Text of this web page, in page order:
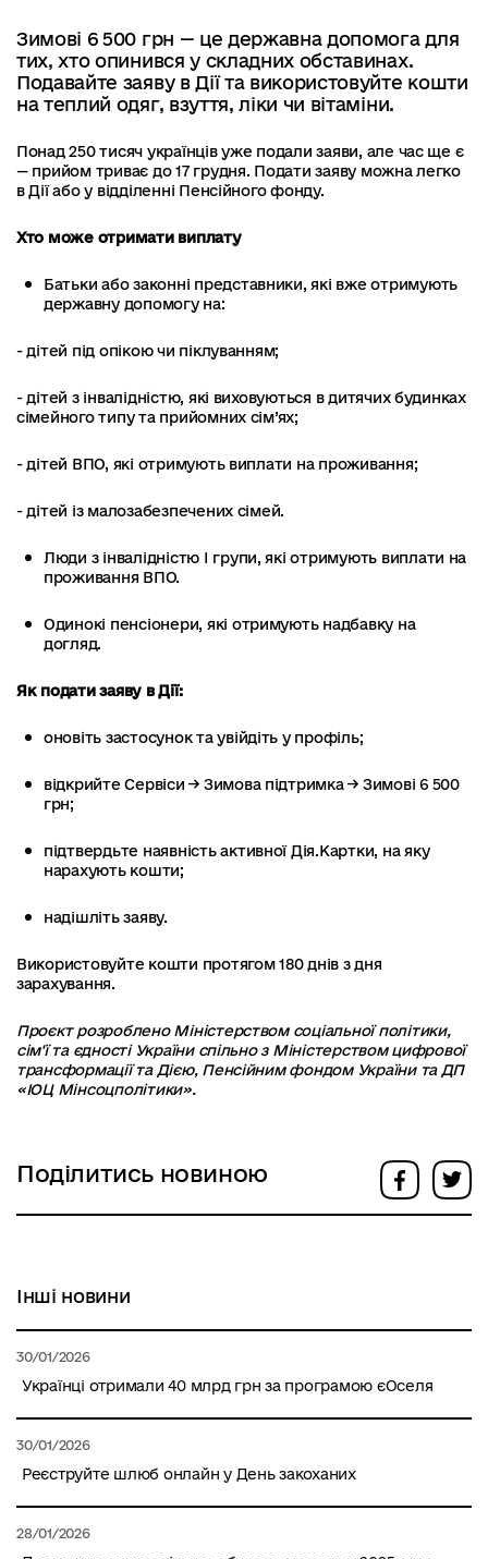
Зимові 6 500 грн — це державна допомога для
тих, хто опинився у складних обставинах.
Подавайте заяву в Дії та використовуйте кошти
на теплий одяг, взуття, ліки чи вітаміни.
Понад 250 тисяч українців уже подали заяви, але час ще є
— прийом триває до 17 грудня. Подати заяву можна легко
в Дії або у відділенні Пенсійного фонду.
Хто може отримати виплату
Батьки або законні представники, які вже отримують
державну допомогу на:
- дітей під опікою чи піклуванням;
- дітей з інвалідністю, які виховуються в дитячих будинках
сімейного типу та прийомних сім’ях;
- дітей ВПО, які отримують виплати на проживання;
- дітей із малозабезпечених сімей.
Люди з інвалідністю I групи, які отримують виплати на
проживання ВПО.
Одинокі пенсіонери, які отримують надбавку на
догляд.
Як подати заяву в Дії:
оновіть застосунок та увійдіть у профіль;
відкрийте Сервіси → Зимова підтримка → Зимові 6 500
грн;
підтвердьте наявність активної Дія.Картки, на яку
нарахують кошти;
надішліть заяву.
Використовуйте кошти протягом 180 днів з дня
зарахування.
Проєкт розроблено Міністерством соціальної політики,
сім'ї та єдності України спільно з Міністерством цифрової
трансформації та Дією, Пенсійним фондом України та ДП
«ІОЦ Мінсоцполітики».
Поділитись новиною
Інші новини
30/01/2026
Українці отримали 40 млрд грн за програмою єОселя
30/01/2026
Реєструйте шлюб онлайн у День закоханих
28/01/2026